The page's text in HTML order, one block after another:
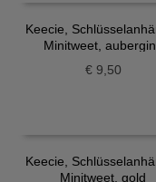
Keecie,
Minitweet,
€9,50
Keecie,
Minitweet, gold